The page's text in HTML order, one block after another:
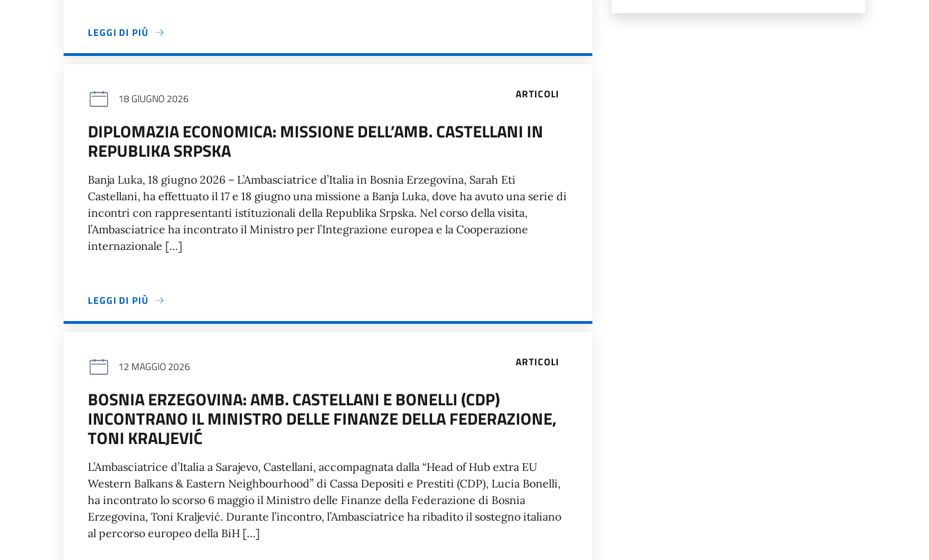
LEGGI DI PIÙ
ARTICOLI
18 GIUGNO 2026
DIPLOMAZIA ECONOMICA: MISSIONE DELL’AMB. CASTELLANI IN
REPUBLIKA SRPSKA
Banja Luka, 18 giugno 2026 – L’Ambasciatrice d’Italia in Bosnia Erzegovina, Sarah Eti
Castellani, ha effettuato il 17 e 18 giugno una missione a Banja Luka, dove ha avuto una serie di
incontri con rappresentanti istituzionali della Republika Srpska. Nel corso della visita,
l’Ambasciatrice ha incontrato il Ministro per l’Integrazione europea e la Cooperazione
internazionale […]
LEGGI DI PIÙ
ARTICOLI
12 MAGGIO 2026
BOSNIA ERZEGOVINA: AMB. CASTELLANI E BONELLI (CDP)
INCONTRANO IL MINISTRO DELLE FINANZE DELLA FEDERAZIONE,
TONI KRALJEVIĆ
L’Ambasciatrice d’Italia a Sarajevo, Castellani, accompagnata dalla “Head of Hub extra EU
Western Balkans & Eastern Neighbourhood” di Cassa Depositi e Prestiti (CDP), Lucia Bonelli,
ha incontrato lo scorso 6 maggio il Ministro delle Finanze della Federazione di Bosnia
Erzegovina, Toni Kraljević. Durante l’incontro, l’Ambasciatrice ha ribadito il sostegno italiano
al percorso europeo della BiH […]